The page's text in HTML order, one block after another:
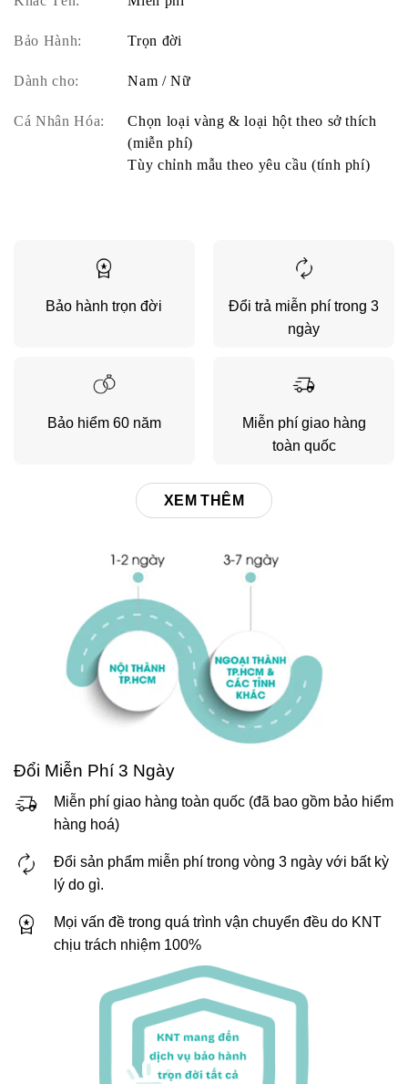
Bảo Hành: Trọn đời
Dành cho: Nam / Nữ
Cá Nhân Hóa:
Chọn loại vàng & loại hột theo sở thích
(miễn phí)
Tùy chỉnh mẫu theo yêu cầu (tính phí)
Bảo hành trọn đời
Đổi trả miễn phí trong 3
ngày
Bảo hiểm 60 năm
Miễn phí giao hàng
toàn quốc
XEM THÊM
Đổi Miễn Phí 3 Ngày
Miễn phí giao hàng toàn quốc (đã bao gồm bảo hiểm
hàng hoá)
Đổi sản phẩm miễn phí trong vòng 3 ngày với bất kỳ
lý do gì.
Mọi vấn đề trong quá trình vận chuyển đều do KNT
chịu trách nhiệm 100%